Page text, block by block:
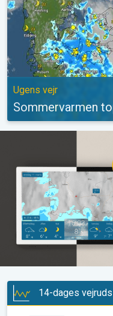
Ugens vejr
Sommervarmen
14-dages